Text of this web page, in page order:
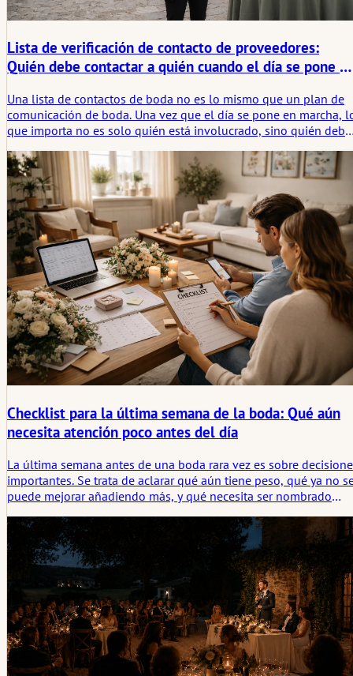
Lista de verificación de contacto de proveedores:
Quién debe contactar a quién cuando el día se pone
Una lista de contactos de boda no es lo mismo que un plan de
comunicación de boda. Una vez que el día se pone en marcha,
que importa no es solo quién está involucrado, sino quién debe
Checklist para la última semana de la boda: Qué aún
necesita atención poco antes del día
La última semana antes de una boda rara vez es sobre
importantes. Se trata de aclarar qué aún tiene peso, qué ya no
puede mejorar añadiendo más, y qué necesita ser nombrado
analiza qué aún merece atención poco antes de la boda y por
qué la capa tácita a menudo importa más en esa etapa.